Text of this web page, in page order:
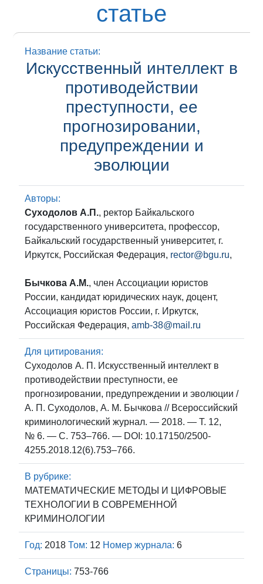
статье
Название статьи:
Искусственный интеллект в
противодействии
преступности, ее
прогнозировании,
предупреждении и
эволюции
Авторы:
Суходолов А.П., ректор Байкальского
государственного университета, профессор,
Байкальский государственный университет, г.
Иркутск, Российская Федерация, rector@bgu.ru,
Бычкова А.М., член Ассоциации юристов
России, кандидат юридических наук, доцент,
Ассоциация юристов России, г. Иркутск,
Российская Федерация, amb-38@mail.ru
Для цитирования:
Суходолов А. П. Искусственный интеллект в
противодействии преступности, ее
прогнозировании, предупреждении и эволюции /
А. П. Суходолов, А. М. Бычкова // Всероссийский
криминологический журнал. — 2018. — Т. 12,
№ 6. — С. 753–766. — DOI: 10.17150/2500-
4255.2018.12(6).753–766.
В рубрике:
МАТЕМАТИЧЕСКИЕ МЕТОДЫ И ЦИФРОВЫЕ
ТЕХНОЛОГИИ В СОВРЕМЕННОЙ
КРИМИНОЛОГИИ
Год: 2018 Том: 12 Номер журнала: 6
Страницы: 753-766